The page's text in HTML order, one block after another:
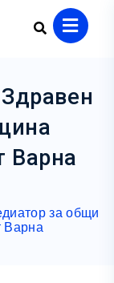
Варна
за общи
Варна